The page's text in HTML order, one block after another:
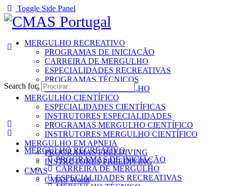
Toggle Side Panel
MERGULHO RECREATIVO
PROGRAMAS DE INICIAÇÃO
CARREIRA DE MERGULHO
ESPECIALIDADES RECREATIVAS
PROGRAMAS TÉCNICOS
INSTRUTORES MERGULHO
MERGULHO CIENTÍFICO
ESPECIALIDADES CIENTÍFICAS
INSTRUTORES ESPECIALIDADES
PROGRAMAS MERGULHO CIENTÍFICO
INSTRUTORES MERGULHO CIENTÍFICO
MERGULHO EM APNEIA
PROGRAMAS FREEDIVING
INSTRUTORES FREEDIVING
CMAS
CMAS World
Search for:
MERGULHO RECREATIVO
PROGRAMAS DE INICIAÇÃO
CARREIRA DE MERGULHO
ESPECIALIDADES RECREATIVAS